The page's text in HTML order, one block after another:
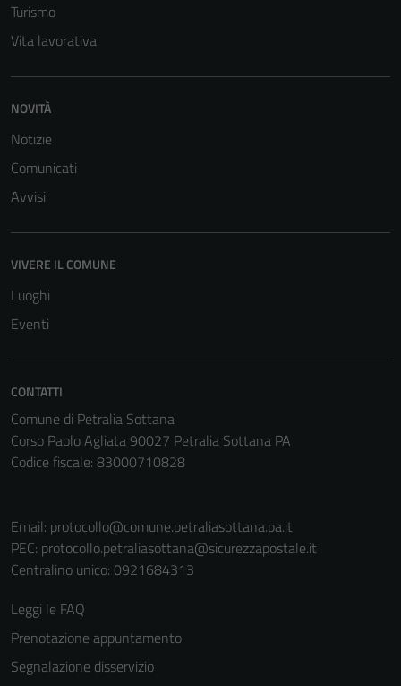
Turismo
Vita lavorativa
NOVITÀ
Notizie
Comunicati
Avvisi
VIVERE IL COMUNE
Luoghi
Eventi
CONTATTI
Comune di Petralia Sottana
Corso Paolo Agliata 90027 Petralia Sottana PA
Codice fiscale: 83000710828
Email: protocollo@comune.petraliasottana.pa.it
PEC: protocollo.petraliasottana@sicurezzapostale.it
Centralino unico: 0921684313
Leggi le FAQ
Prenotazione appuntamento
Segnalazione disservizio
essere